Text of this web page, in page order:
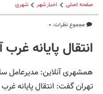
صفحه اصلی اخبار شهر شهری
مجموع نظرات: ۰
انتقال پایانه
همشهری آنلاین: مدیرعامل
تهران گفت: انتقال پایانه